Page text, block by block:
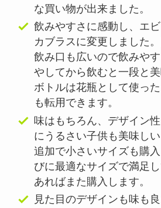
な買い物が出来ました。
飲みやすさに感動し、エ
カブラスに変更しました
飲み口も広いので飲みや
やしてから飲むと一段と
ボトルは花瓶として使っ
も転用できます。
味はもちろん、デザイン
にうるさい子供も美味し
追加で小さいサイズも購
びに最適なサイズで満足
あればまた購入します。
見た目のデザインも味も